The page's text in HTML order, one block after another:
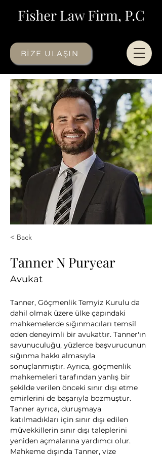
BİZE ULAŞIN
< Back
Tanner N Puryear
Avukat
Tanner, Göçmenlik Temyiz Kurulu da
dahil olmak üzere ülke çapındaki
mahkemelerde sığınmacıları temsil
eden deneyimli bir avukattır. Tanner'ın
savunuculuğu, yüzlerce başvurucunun
sığınma hakkı almasıyla
sonuçlanmıştır. Ayrıca, göçmenlik
mahkemeleri tarafından yanlış bir
şekilde verilen önceki sınır dışı etme
emirlerini de başarıyla bozmuştur.
Tanner ayrıca, duruşmaya
katılmadıkları için sınır dışı edilen
müvekkillerin sınır dışı taleplerini
yeniden açmalarına yardımcı olur.
Mahkeme dışında Tanner, vize